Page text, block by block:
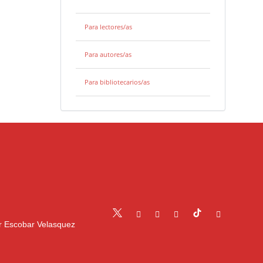
Para lectores/as
Para autores/as
Para bibliotecarios/as
Escobar Velasquez